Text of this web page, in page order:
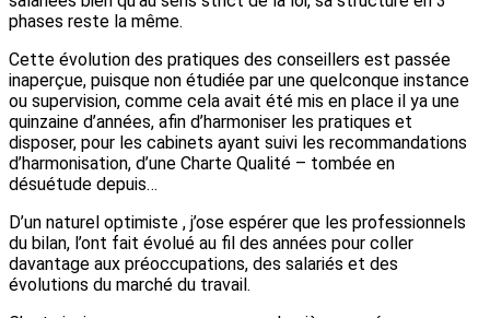
phases reste la même.
Cette évolution des pratiques des conseillers est passée
inaperçue, puisque non étudiée par une quelconque instance
ou supervision, comme cela avait été mis en place il ya une
quinzaine d’années, afin d’harmoniser les pratiques et
disposer, pour les cabinets ayant suivi les recommandations
d’harmonisation, d’une Charte Qualité – tombée en
désuétude depuis…
D’un naturel optimiste , j’ose espérer que les professionnels
du bilan, l’ont fait évolué au fil des années pour coller
davantage aux préoccupations, des salariés et des
évolutions du marché du travail.